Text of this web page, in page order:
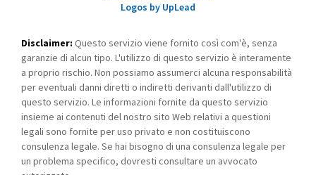
Logos by UpLead
Disclaimer: Questo servizio viene fornito così com'è, senza
garanzie di alcun tipo. L'utilizzo di questo servizio è interamente
a proprio rischio. Non possiamo assumerci alcuna responsabilità
per eventuali danni diretti o indiretti derivanti dall'utilizzo di
questo servizio. Le informazioni fornite da questo servizio
insieme ai contenuti del nostro sito Web relativi a questioni
legali sono fornite per uso privato e non costituiscono
consulenza legale. Se hai bisogno di una consulenza legale per
un problema specifico, dovresti consultare un avvocato